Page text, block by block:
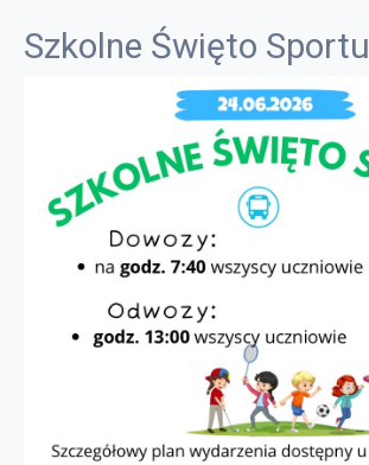
Szkolne Święto Sportu